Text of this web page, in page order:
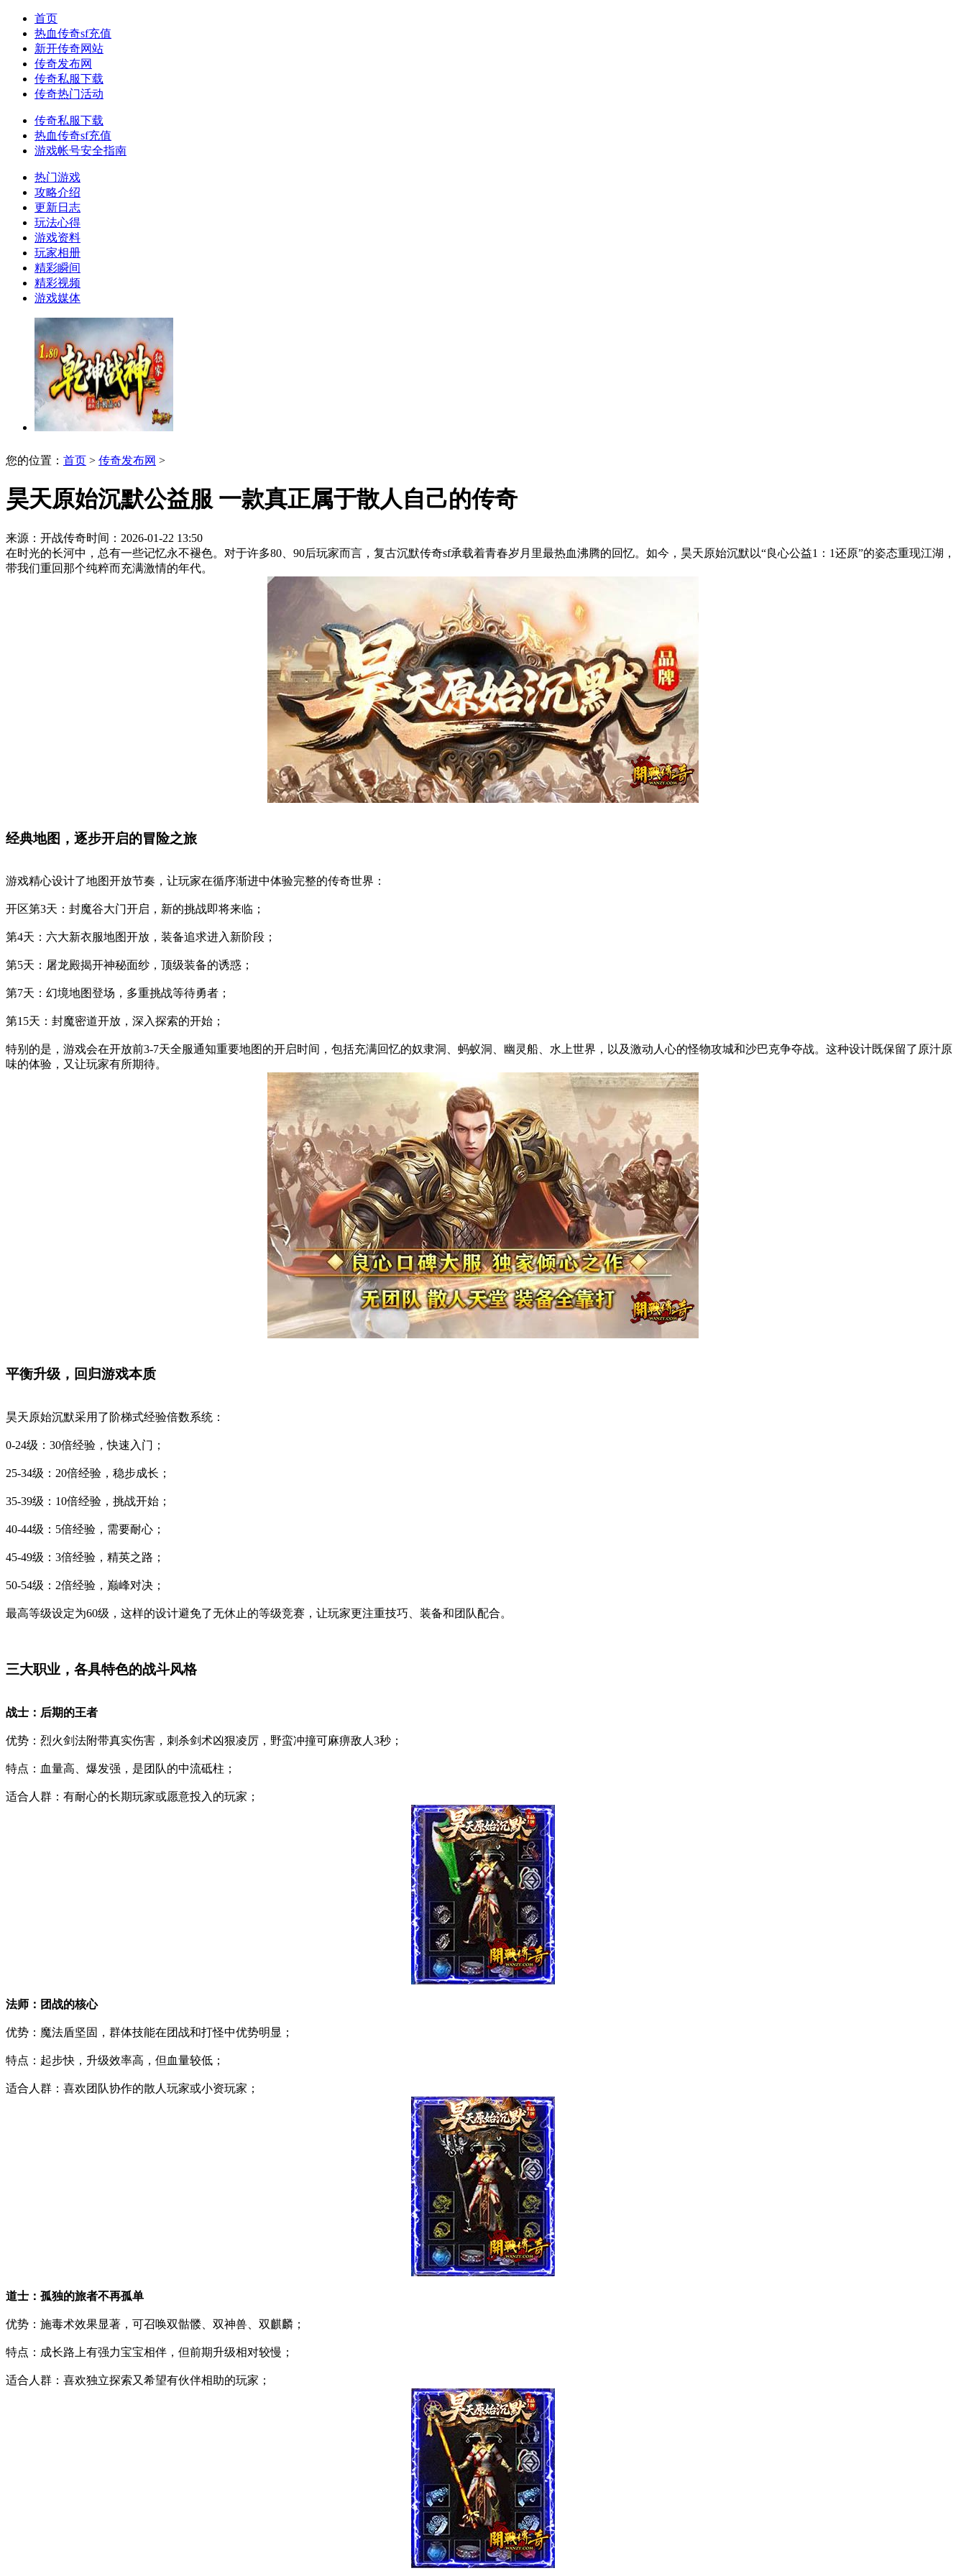
首页
热血传奇sf充值
新开传奇网站
传奇发布网
传奇私服下载
传奇热门活动
传奇私服下载
热血传奇sf充值
游戏帐号安全指南
热门游戏
攻略介绍
更新日志
玩法心得
游戏资料
玩家相册
精彩瞬间
精彩视频
游戏媒体
您的位置： 首页 > 传奇发布网 >
昊天原始沉默公益服 一款真正属于散人自己的传奇
来源：开战传奇时间：2026-01-22 13:50
在时光的长河中，总有一些记忆永不褪色。对于许多80、90后玩家而言，复古沉默传奇sf承载着青春岁月里最热血沸腾的回忆。如今，昊天原始沉默以“良心公益1：1还原”的姿态重现江湖，
带我们重回那个纯粹而充满激情的年代。
经典地图，逐步开启的冒险之旅
游戏精心设计了地图开放节奏，让玩家在循序渐进中体验完整的传奇世界：
开区第3天：封魔谷大门开启，新的挑战即将来临；
第4天：六大新衣服地图开放，装备追求进入新阶段；
第5天：屠龙殿揭开神秘面纱，顶级装备的诱惑；
第7天：幻境地图登场，多重挑战等待勇者；
第15天：封魔密道开放，深入探索的开始；
特别的是，游戏会在开放前3-7天全服通知重要地图的开启时间，包括充满回忆的奴隶洞、蚂蚁洞、幽灵船、水上世界，以及激动人心的怪物攻城和沙巴克争夺战。这种设计既保留了原汁原
味的体验，又让玩家有所期待。
平衡升级，回归游戏本质
昊天原始沉默采用了阶梯式经验倍数系统：
0-24级：30倍经验，快速入门；
25-34级：20倍经验，稳步成长；
35-39级：10倍经验，挑战开始；
40-44级：5倍经验，需要耐心；
45-49级：3倍经验，精英之路；
50-54级：2倍经验，巅峰对决；
最高等级设定为60级，这样的设计避免了无休止的等级竞赛，让玩家更注重技巧、装备和团队配合。
三大职业，各具特色的战斗风格
战士：后期的王者
优势：烈火剑法附带真实伤害，刺杀剑术凶狠凌厉，野蛮冲撞可麻痹敌人3秒；
特点：血量高、爆发强，是团队的中流砥柱；
适合人群：有耐心的长期玩家或愿意投入的玩家；
法师：团战的核心
优势：魔法盾坚固，群体技能在团战和打怪中优势明显；
特点：起步快，升级效率高，但血量较低；
适合人群：喜欢团队协作的散人玩家或小资玩家；
道士：孤独的旅者不再孤单
优势：施毒术效果显著，可召唤双骷髅、双神兽、双麒麟；
特点：成长路上有强力宝宝相伴，但前期升级相对较慢；
适合人群：喜欢独立探索又希望有伙伴相助的玩家；